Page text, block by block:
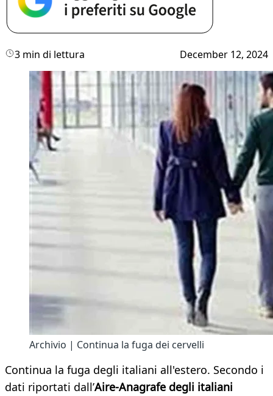
3 min di lettura December 12, 2024
Archivio | Continua la fuga dei cervelli
Continua la fuga degli italiani all'estero. Secondo i
dati riportati dall’Aire-Anagrafe degli italiani